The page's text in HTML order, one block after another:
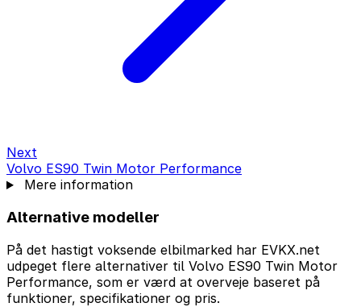
Next
Volvo ES90 Twin Motor Performance
Mere information
Alternative modeller
På det hastigt voksende elbilmarked har EVKX.net
udpeget flere alternativer til Volvo ES90 Twin Motor
Performance, som er værd at overveje baseret på
funktioner, specifikationer og pris.